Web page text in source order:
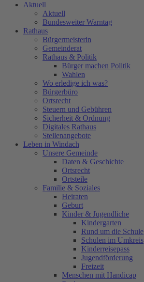
Aktuell
Aktuell
Bundesweiter Warntag
Rathaus
Bürgermeisterin
Gemeinderat
Rathaus & Politik
Bürger machen Politik
Wahlen
Wo erledige ich was?
Bürgerbüro
Ortsrecht
Steuern und Gebühren
Sicherheit & Ordnung
Digitales Rathaus
Stellenangebote
Leben in Windach
Unsere Gemeinde
Daten & Geschichte
Ortsrecht
Ortsteile
Familie & Soziales
Heiraten
Geburt
Kinder & Jugendliche
Kindergarten
Rund um die Schule
Schulen im Umkreis
Kinderreisepass
Jugendförderung
Freizeit
Menschen mit Handicap